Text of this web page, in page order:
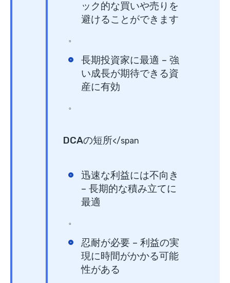
ック的な買いや売りを
避けることができます
。
長期投資家に最適 – 強
い成長が期待できる資
産に有効
。
DCAの短所</span
迅速な利益には不向き
– 長期的な積み立てに
最適
。
忍耐が必要 – 利益の実
現に時間がかかる可能
性がある